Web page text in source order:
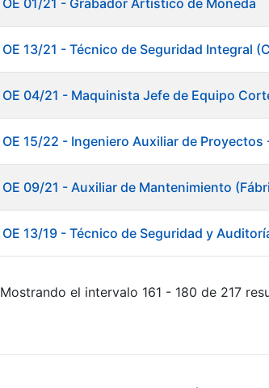
OE 01/21 - Grabador Artístico de Moneda
OE 13/21 - Técnico de Seguridad Integral
OE 04/21 - Maquinista Jefe de Equipo
OE 15/22 - Ingeniero Auxiliar de Proyectos
OE 09/21 - Auxiliar de Mantenimiento
OE 13/19 - Técnico de Seguridad y
Mostrando el intervalo 161 - 180 de 217